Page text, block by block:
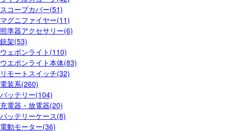
スコープカバー(51)
マグニファイヤー(11)
照準器アクセサリー(6)
銃架(53)
ウェポンライト(110)
ウエポンライト本体(83)
リモートスイッチ(32)
電装系(260)
バッテリー(104)
充電器・放電器(20)
バッテリーケース(8)
電動モーター(36)